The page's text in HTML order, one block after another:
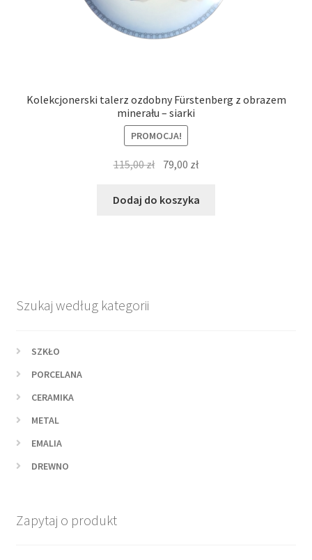
Kolekcjonerski talerz ozdobny Fürstenberg z obrazem
minerału – siarki
PROMOCJA!
115,00zł Pierwotna
wynosiła:
79,00 złAktualna
wynosi:
Dodaj do koszyka
Szukaj według kategorii
SZKŁO
PORCELANA
CERAMIKA
METAL
EMALIA
DREWNO
Zapytaj o produkt